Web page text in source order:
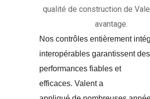
qualité de construction de
avantage.
Nos contrôles entièrement
interopérables garantissent des
performances fiables et
efficaces. Valent a